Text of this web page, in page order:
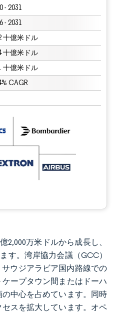
- 2031
- 2031
十億米ドル
十億米ドル
十億米ドル
CAGR
BY 4.0の表示が必要です。
2,000万米ドルから成長し、
す。湾岸協力会議（GCC）
ウジアラビア国内路線での
ープタウン間またはドーハ
中心を占めています。同時
スを拡大しています。オペ